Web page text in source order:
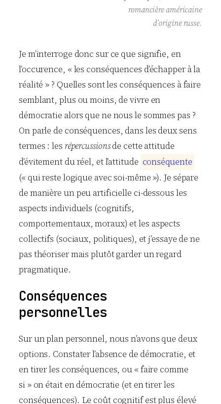
romancière américaine
d’origine russe.
Je m’interroge donc sur ce que signifie, en
l’occurence, « les conséquences d’échapper à la
réalité » ? Quelles sont les conséquences à faire
semblant, plus ou moins, de vivre en
démocratie alors que ne nous le sommes pas ?
On parle de conséquences, dans les deux sens
termes : les répercussionsde cette attitude
d’évitement du réel, et l’attitude conséquente
(« qui reste logique avec soi-même »). Je sépare
de manière un peu artificielle ci-dessous les
aspects individuels (cognitifs,
comportementaux, moraux) et les aspects
collectifs (sociaux, politiques), et j’essaye de ne
pas théoriser mais plutôt garder un regard
pragmatique.
Conséquences
personnelles
Sur un plan personnel, nous n’avons que deux
options. Constater l’absence de démocratie, et
en tirer les conséquences, ou « faire comme
si » on était en démocratie (et en tirer les
conséquences). Le coût cognitif est plus élevé